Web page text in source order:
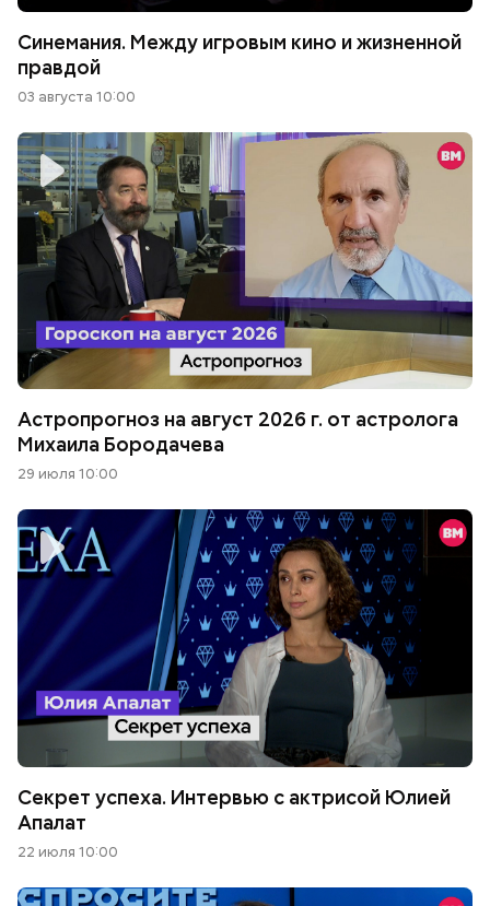
Синемания. Между игровым кино и жизненной
правдой
03 августа 10:00
Астропрогноз на август 2026 г. от астролога
Михаила Бородачева
29 июля 10:00
Секрет успеха. Интервью с актрисой Юлией
Апалат
22 июля 10:00